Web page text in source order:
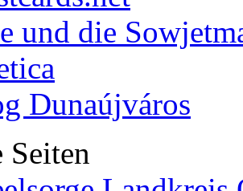
und die
Dunaújváros